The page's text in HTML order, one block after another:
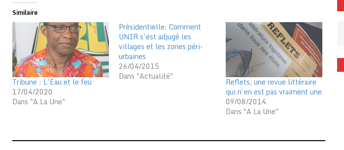
Similaire
Tribune : L’Eau et le feu
17/04/2020
Dans "A La Une"
Présidentielle: Comment
UNIR s’est adjugé les
villages et les zones péri-
urbaines
26/04/2015
Dans "Actualité"
Reflets, une revue littéraire
qui n’en est pas vraiment une
09/08/2014
Dans "A La Une"